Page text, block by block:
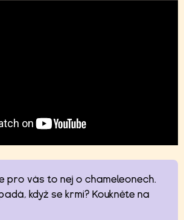
pro vás to nej o chameleonech.
když se krmí? Koukněte na